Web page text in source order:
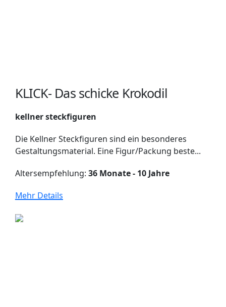
KLICK- Das schicke Krokodil
kellner steckfiguren
Die Kellner Steckfiguren sind ein besonderes
Gestaltungsmaterial. Eine Figur/Packung beste...
Altersempfehlung: 36 Monate - 10 Jahre
Mehr Details